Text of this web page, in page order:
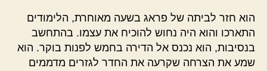
הוא חזר לביתה של פראג בשעה מאוחרת, הלימודים
התארכו והוא היה נחוש להוכיח את עצמו. בהתחשב
בנסיבות, הוא נכנס אל הדירה בחמש לפנות בוקר. הוא
שמע את הצרחה שקרעה את החדר לגזרים מדממים